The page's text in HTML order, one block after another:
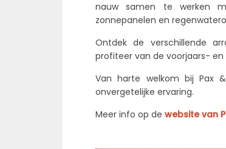
nauw samen te werken
zonnepanelen en
Ontdek de verschillende
profiteer van de voorjaars- en
Van harte welkom bij Pax
onvergetelijke ervaring.
Meer info op de website van